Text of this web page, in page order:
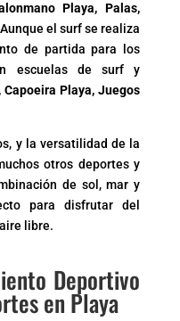
Playa, Palas,
el surf se realiza
de partida para los
escuelas de surf y
Capoeira Playa, Juegos
y la versatilidad de la
otros deportes y
de sol, mar y
para disfrutar del
libre.
Deportivo
en Playa